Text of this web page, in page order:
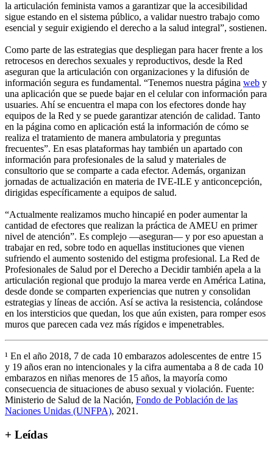
la articulación feminista vamos a garantizar que la accesibilidad
sigue estando en el sistema público, a validar nuestro trabajo como
esencial y seguir exigiendo el derecho a la salud integral”, sostienen.
Como parte de las estrategias que despliegan para hacer frente a los
retrocesos en derechos sexuales y reproductivos, desde la Red
aseguran que la articulación con organizaciones y la difusión de
información segura es fundamental. “Tenemos nuestra página web y
una aplicación que se puede bajar en el celular con información para
usuaries. Ahí se encuentra el mapa con los efectores donde hay
equipos de la Red y se puede garantizar atención de calidad. Tanto
en la página como en aplicación está la información de cómo se
realiza el tratamiento de manera ambulatoria y preguntas
frecuentes”. En esas plataformas hay también un apartado con
información para profesionales de la salud y materiales de
consultorio que se comparte a cada efector. Además, organizan
jornadas de actualización en materia de IVE-ILE y anticoncepción,
dirigidas específicamente a equipos de salud.
“Actualmente realizamos mucho hincapié en poder aumentar la
cantidad de efectores que realizan la práctica de AMEU en primer
nivel de atención”. Es complejo —aseguran— y por eso apuestan a
trabajar en red, sobre todo en aquellas instituciones que vienen
sufriendo el aumento sostenido del estigma profesional. La Red de
Profesionales de Salud por el Derecho a Decidir también apela a la
articulación regional que produjo la marea verde en América Latina,
desde donde se comparten experiencias que nutren y consolidan
estrategias y líneas de acción. Así se activa la resistencia, colándose
en los intersticios que quedan, los que aún existen, para romper esos
muros que parecen cada vez más rígidos e impenetrables.
¹ En el año 2018, 7 de cada 10 embarazos adolescentes de entre 15
y 19 años eran no intencionales y la cifra aumentaba a 8 de cada 10
embarazos en niñas menores de 15 años, la mayoría como
consecuencia de situaciones de abuso sexual y violación. Fuente:
Ministerio de Salud de la Nación, Fondo de Población de las
Naciones Unidas (UNFPA), 2021.
+ Leídas